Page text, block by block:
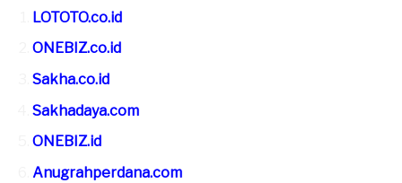
LOTOTO.co.id
ONEBIZ.co.id
Sakha.co.id
Sakhadaya.com
ONEBIZ.id
Anugrahperdana.com